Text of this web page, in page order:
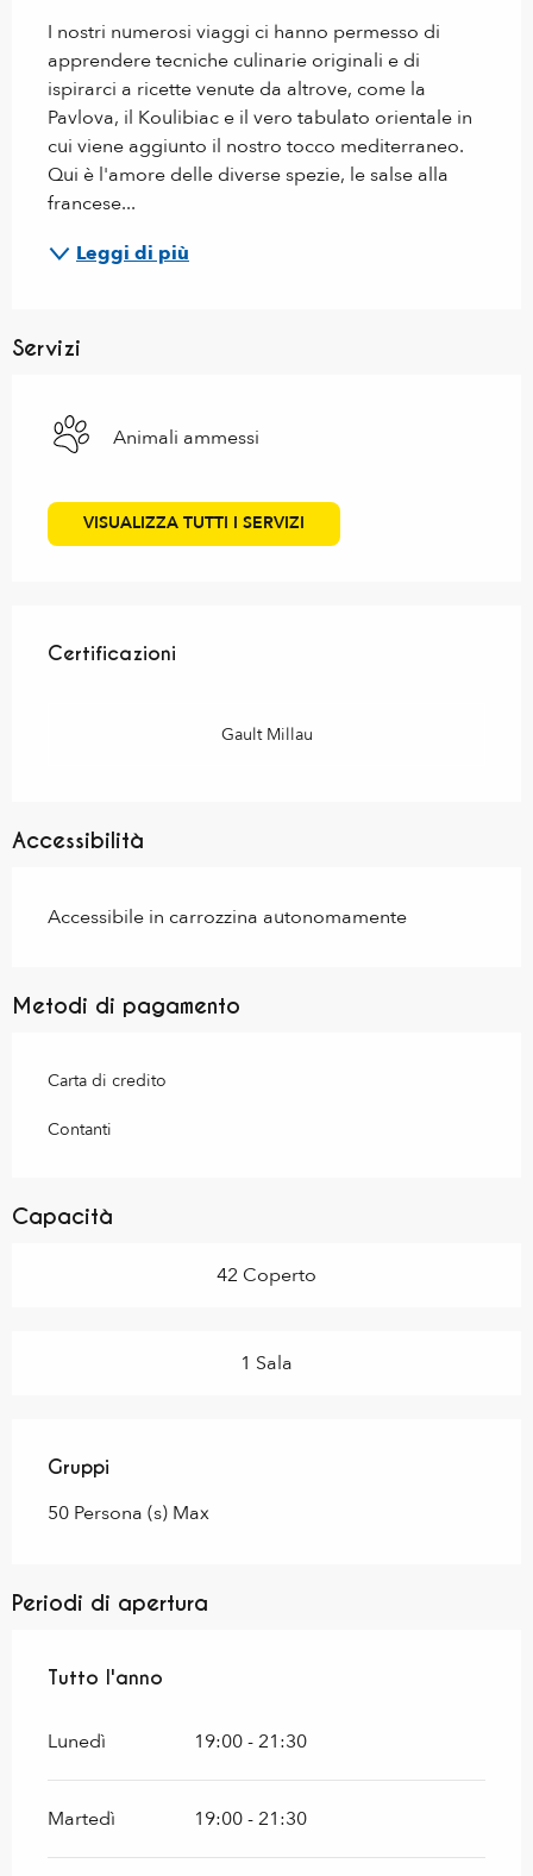
I nostri numerosi viaggi ci hanno permesso di
apprendere tecniche culinarie originali e di
ispirarci a ricette venute da altrove, come la
Pavlova, il Koulibiac e il vero tabulato orientale in
cui viene aggiunto il nostro tocco mediterraneo.
Qui è l'amore delle diverse spezie, le salse alla
francese...
Leggi di più
Servizi
Animali ammessi
VISUALIZZA TUTTI I SERVIZI
Certificazioni
Certificazioni
Gault Millau
Accessibilità
Accessibile in carrozzina autonomamente
Metodi di pagamento
Carta di credito
Contanti
Capacità
42 Coperto
1 Sala
Gruppi
Gruppi
50 Persona (s) Max
Periodi di apertura
Tutto l'anno
Tutto l'anno
Lunedì 19:00 - 21:30
Martedì 19:00 - 21:30